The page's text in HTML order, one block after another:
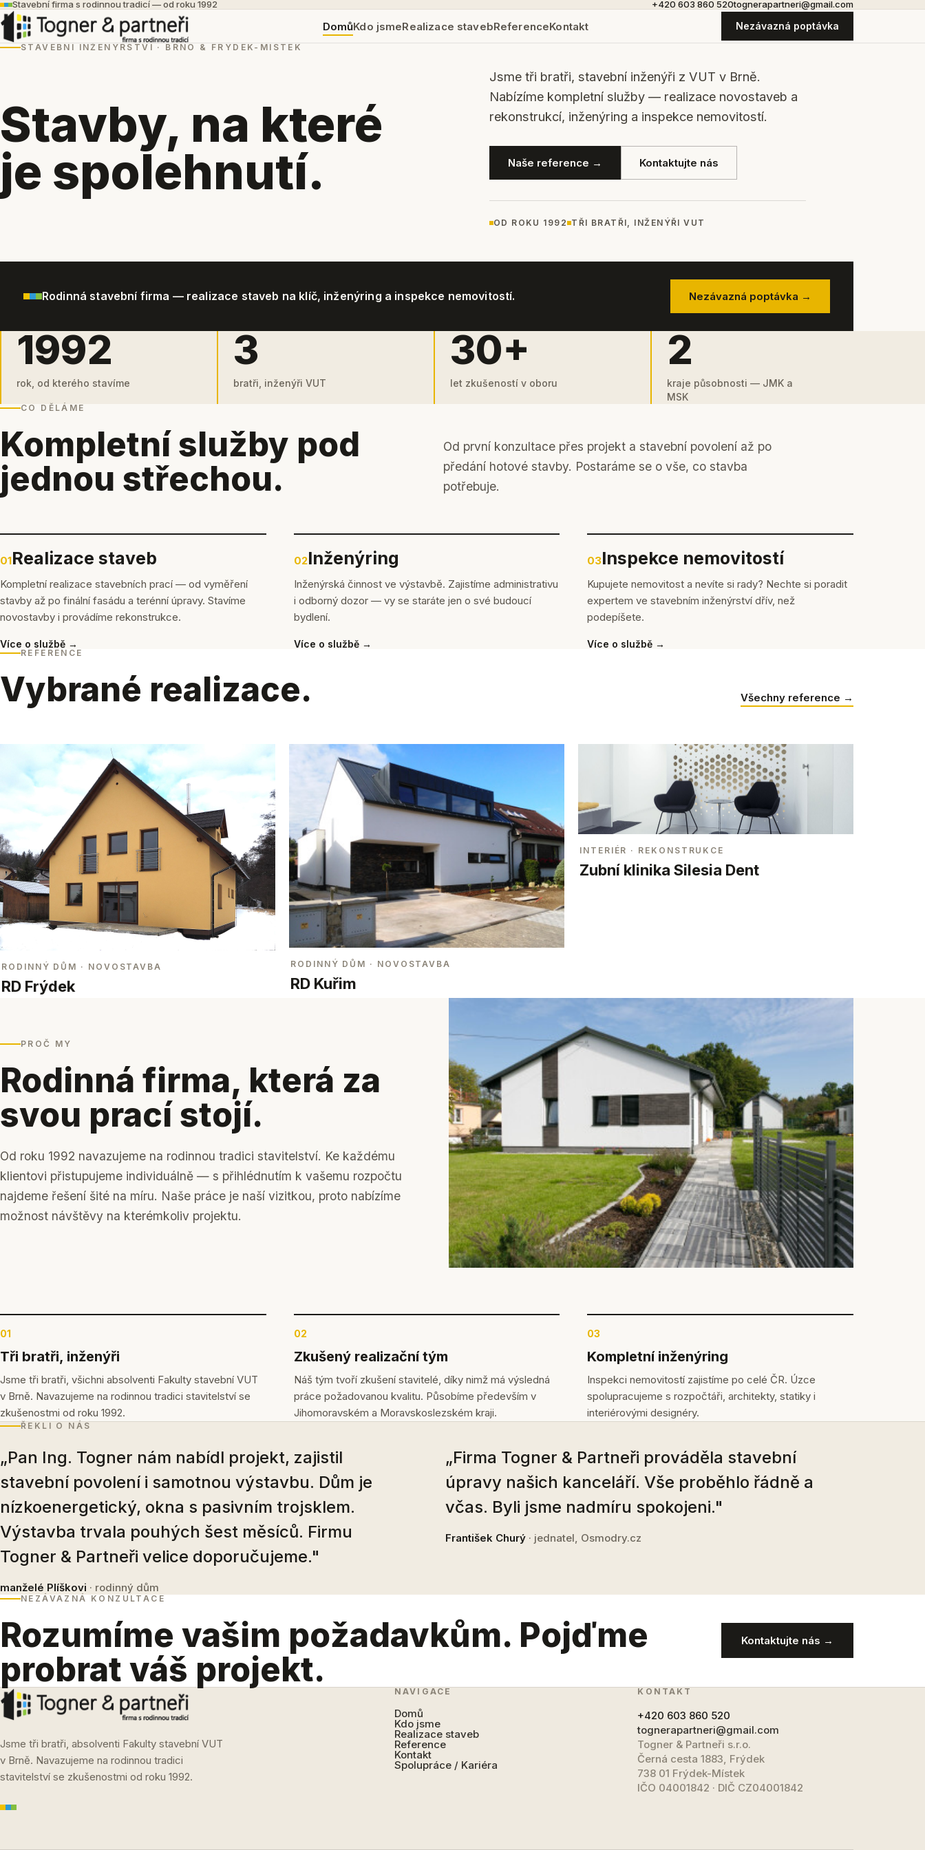
Stavební firma s rodinnou tradicí — od roku 1992 +420 603 860 520tognerapartneri@gmail.com
DomůKdo jsmeRealizace stavebReferenceKontakt Nezávazná poptávka
STAVEBNÍ INŽENÝRSTVÍ · BRNO & FRÝDEK-MÍSTEK
Stavby, na které
je spolehnutí.
Jsme tři bratři, stavební inženýři z VUT v Brně.
Nabízíme kompletní služby — realizace novostaveb a
rekonstrukcí, inženýring a inspekce nemovitostí.
Naše reference → Kontaktujte nás
OD ROKU 1992 TŘI BRATŘI, INŽENÝŘI VUT
Rodinná stavební firma — realizace staveb na klíč, inženýring a inspekce nemovitostí. Nezávazná poptávka →
1992
rok, od kterého stavíme
3
bratři, inženýři VUT
30+
let zkušeností v oboru
2
kraje působnosti — JMK a
MSK
CO DĚLÁME
Kompletní služby pod
jednou střechou.
Od první konzultace přes projekt a stavební povolení až po
předání hotové stavby. Postaráme se o vše, co stavba
potřebuje.
01Realizace staveb
Kompletní realizace stavebních prací — od vyměření
stavby až po finální fasádu a terénní úpravy. Stavíme
novostavby i provádíme rekonstrukce.
Více o službě →
02Inženýring
Inženýrská činnost ve výstavbě. Zajistíme administrativu
i odborný dozor — vy se staráte jen o své budoucí
bydlení.
Více o službě →
03Inspekce nemovitostí
Kupujete nemovitost a nevíte si rady? Nechte si poradit
expertem ve stavebním inženýrství dřív, než
podepíšete.
Více o službě →
REFERENCE
Vybrané realizace. Všechny reference →
RODINNÝ DŮM · NOVOSTAVBA
RD Frýdek
RODINNÝ DŮM · NOVOSTAVBA
RD Kuřim
INTERIÉR · REKONSTRUKCE
Zubní klinika Silesia Dent
PROČ MY
Rodinná firma, která za
svou prací stojí.
Od roku 1992 navazujeme na rodinnou tradici stavitelství. Ke každému
klientovi přistupujeme individuálně — s přihlédnutím k vašemu rozpočtu
najdeme řešení šité na míru. Naše práce je naší vizitkou, proto nabízíme
možnost návštěvy na kterémkoliv projektu.
01
Tři bratři, inženýři
Jsme tři bratři, všichni absolventi Fakulty stavební VUT
v Brně. Navazujeme na rodinnou tradici stavitelství se
zkušenostmi od roku 1992.
02
Zkušený realizační tým
Náš tým tvoří zkušení stavitelé, díky nimž má výsledná
práce požadovanou kvalitu. Působíme především v
Jihomoravském a Moravskoslezském kraji.
03
Kompletní inženýring
Inspekci nemovitostí zajistíme po celé ČR. Úzce
spolupracujeme s rozpočtáři, architekty, statiky i
interiérovými designéry.
ŘEKLI O NÁS
„Pan Ing. Togner nám nabídl projekt, zajistil
stavební povolení i samotnou výstavbu. Dům je
nízkoenergetický, okna s pasivním trojsklem.
Výstavba trvala pouhých šest měsíců. Firmu
Togner & Partneři velice doporučujeme."
manželé Plíškovi · rodinný dům
„Firma Togner & Partneři prováděla stavební
úpravy našich kanceláří. Vše proběhlo řádně a
včas. Byli jsme nadmíru spokojeni."
František Churý· jednatel, Osmodry.cz
NEZÁVAZNÁ KONZULTACE
Rozumíme vašim požadavkům. Pojďme
probrat váš projekt.
Kontaktujte nás →
Jsme tři bratři, absolventi Fakulty stavební VUT
v Brně. Navazujeme na rodinnou tradici
stavitelství se zkušenostmi od roku 1992.
NAVIGACE
Domů
Kdo jsme
Realizace staveb
Reference
Kontakt
Spolupráce / Kariéra
KONTAKT
+420 603 860 520
tognerapartneri@gmail.com
Togner & Partneři s.r.o.
Černá cesta 1883, Frýdek
738 01 Frýdek-Místek
IČO 04001842 · DIČ CZ04001842